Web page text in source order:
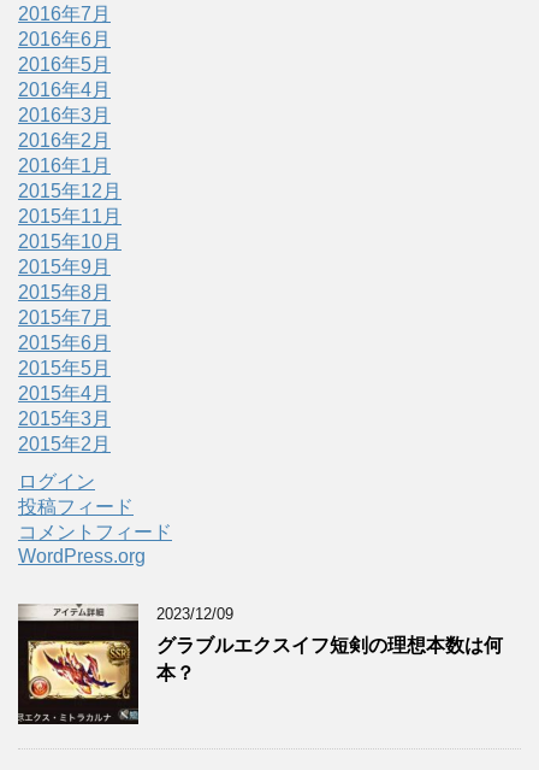
2016年7月
2016年6月
2016年5月
2016年4月
2016年3月
2016年2月
2016年1月
2015年12月
2015年11月
2015年10月
2015年9月
2015年8月
2015年7月
2015年6月
2015年5月
2015年4月
2015年3月
2015年2月
ログイン
投稿フィード
コメントフィード
WordPress.org
2023/12/09
グラブルエクスイフ短剣の理想本数は何
本？